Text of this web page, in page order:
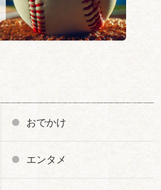
おでかけ
エンタメ